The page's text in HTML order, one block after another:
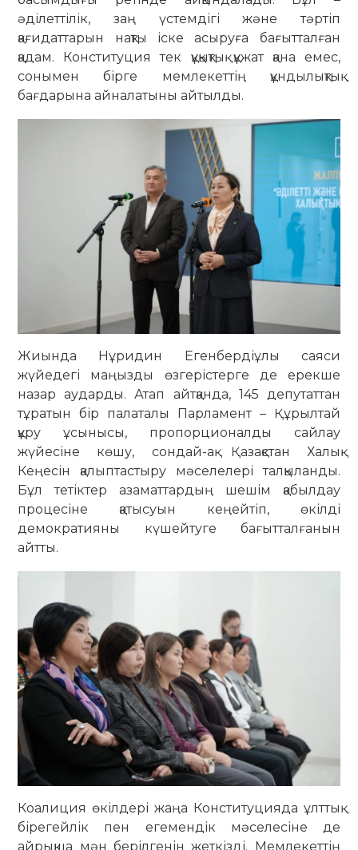
әділеттілік, заң үстемдігі және тәртіп
қағидаттарын нақты іске асыруға бағытталған
қадам. Конституция тек құқықтық құжат қана емес,
сонымен бірге мемлекеттің құндылықтық
бағдарына айналатыны айтылды.
Жиында Нұридин Егенбердіұлы саяси
жүйедегі маңызды өзгерістерге де ерекше
назар аударды. Атап айтқанда, 145 депутаттан
тұратын бір палаталы Парламент – Құрылтай
құру ұсынысы, пропорционалды сайлау
жүйесіне көшу, сондай-ақ Қазақстан Халық
Кеңесін қалыптастыру мәселелері талқыланды.
Бұл тетіктер азаматтардың шешім қабылдау
процесіне қатысуын кеңейтіп, өкілді
демократияны күшейтуге бағытталғанын
айтты.
Коалиция өкілдері жаңа Конституцияда ұлттық
бірегейлік пен егемендік мәселесіне де
айрықша мән берілгенін жеткізді. Мемлекеттің